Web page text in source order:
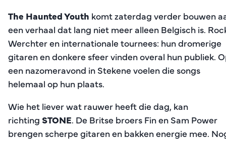
The Haunted Youth komt zaterdag verder bouwen
een verhaal dat lang niet meer alleen Belgisch is.
Werchter en internationale tournees: hun dromerige
gitaren en donkere sfeer vinden overal hun publiek.
een nazomeravond in Stekene voelen die songs
helemaal op hun plaats.
Wie het liever wat rauwer heeft die dag, kan
richting STONE. De Britse broers Fin en Sam Power
brengen scherpe gitaren en bakken energie mee.